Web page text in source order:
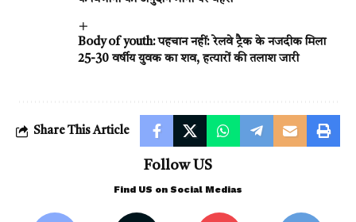
Body of youth: पहचान नहीं: रेलवे ट्रैक के नजदीक मिला
25-30 वर्षीय युवक का शव, हत्यारों की तलाश जारी
Share This Article
Follow US
Find US on Social Medias